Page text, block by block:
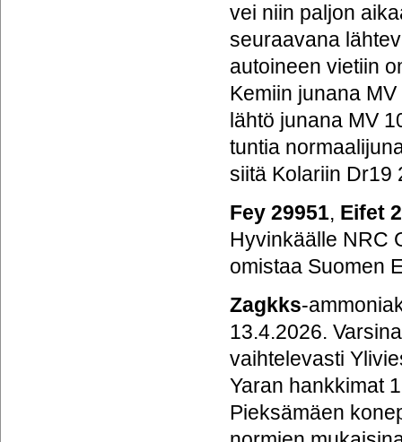
vei niin paljon
seuraavana
autoineen vietiin
Kemiin junana
lähtö junana MV
tuntia
siitä Kolariin Dr19
Fey 29951, Eifet
Hyvinkäälle NRC
omistaa Suomen
Zagkks-
13.4.2026.
vaihtelevasti
Yaran hankkimat
Pieksämäen